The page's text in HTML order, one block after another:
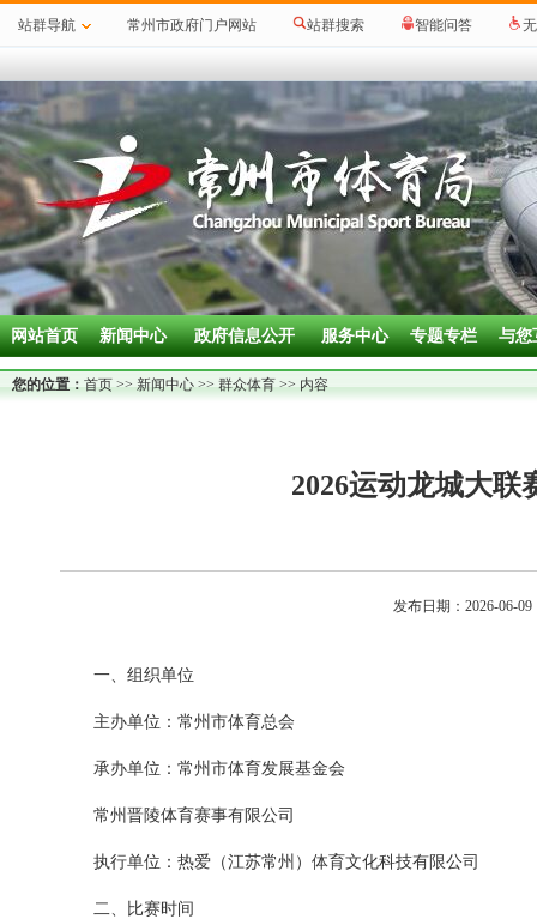
站群导航 常州市政府门户网站 站群搜索 智能问答
网站首页 新闻中心 政府信息公开 服务中心 专题专栏 与您
您的位置： 首页 >> 新闻中心 >> 群众体育 >> 内容
2026运动龙城大联
发布日期：2026-06-
一、组织单位
主办单位：常州市体育总会
承办单位：常州市体育发展基金会
常州晋陵体育赛事有限公司
执行单位：热爱（江苏常州）体育文化科技有限公司
二、比赛时间